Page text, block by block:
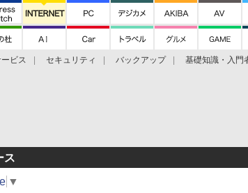
ビス セキュリティ バックアップ 基礎知識・入門
ス
▼